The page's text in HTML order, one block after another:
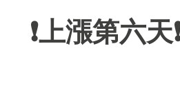
❗️上漲第六天